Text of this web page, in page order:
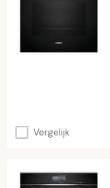
Vergelijk